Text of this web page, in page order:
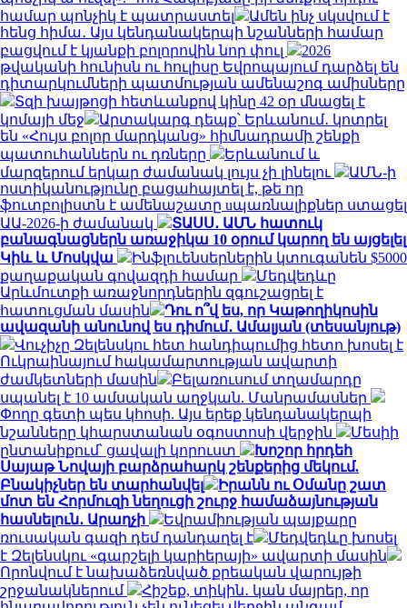
համար պոնչիկ է պատրաստել
Ամեն ինչ սկսվում է
հենց հիմա․ Այս կենդանակերպի նշանների համար
բացվում է կյանքի բոլորովին նոր փուլ
2026
թվականի հունիսն ու հուլիսը Եվրոպայում դարձել են
դիտարկումների պատմության ամենաշոգ ամիսները
Տզի խայթոցի հետևանքով կինը 42 օր մնացել է
կոմայի մեջ
Արտակարգ դեպք՝ Երևանում․ կոտրել
են «Հույս բոլոր մարդկանց» հիմնադրամի շենքի
պատուհաններն ու դռները
Երևանում և
մարզերում երկար ժամանակ լույս չի լինելու
ԱՄՆ-ի
ոստիկանությունը բացահայտել է, թե որ
ֆուտբոլիստն է ամենաշատը uպառնալիքներ ստացել
ԱԱ-2026-ի ժամանակ
ՏԱՍՍ․ ԱՄՆ հատուկ
բանագնացներն առաջիկա 10 օրում կարող են այցելել
Կիև և Մոսկվա
Ինֆլուենսերներին կտուգանեն $5000
քաղաքական գովազդի համար
Մեդվեդևը
Արևմուտքի առաջնորդներին զգուշացրել է
հատուցման մասին
Դու ո՞վ ես, որ Կաթողիկոսին
ավազանի անունով ես դիմում․ Ամալյան (տեսանյութ)
Վուչիչը Զելենսկու հետ հանդիպումից հետո խոսել է
Ուկրաինայում հակամարտության ավարտի
ժամկետների մասին
Բելառուսում տղամարդը
սպանել է 10 ամսական աղջկան. Մանրամասներ
Փողը գետի պես կհոսի. Այս երեք կենդանակերպի
նշանները կհարստանան օգոստոսի վերջին
Մեսիի
ընտանիքում՝ ցավալի կորուստ
Խոշոր հրդեհ
Սայաթ Նովայի բարձրահարկ շենքերից մեկում.
Բնակիչներ են տարհանվել
Իրանն ու Օմանը շատ
մոտ են Հորմուզի նեղուցի շուրջ համաձայնության
հասնելուն․ Արաղչի
Եվրամիության պայքարը
ռուսական գազի դեմ դանդաղել է
Մեդվեդևը խոսել
է Զելենսկու «գարշելի կարիերայի» ավարտի մասին
Որոնվում է նախաձեռնված քրեական վարույթի
շրջանակներում
Հիշեք, տիկին․ կան մայրեր, որ